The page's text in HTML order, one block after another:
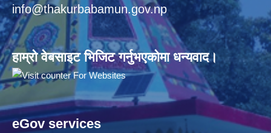
info@thakurbabamun.gov.np
हाम्रो वेबसाइट भिजिट गर्नुभएकोमा धन्यवाद।
eGov services